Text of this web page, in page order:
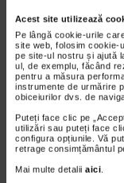
Acest site utilizează
Pe lângă cookie-urile
site web, folosim cookie-
pe site-ul nostru și ajută
ul, de exemplu, făcând
pentru a măsura
instrumente de urmărire
obiceiurilor dvs. de
Puteți face clic pe
utilizări sau puteți face
configura opțiunile. Vă
retrage consimțământul
Mai multe detalii aici.
In
emotionala
Timp de citire:4